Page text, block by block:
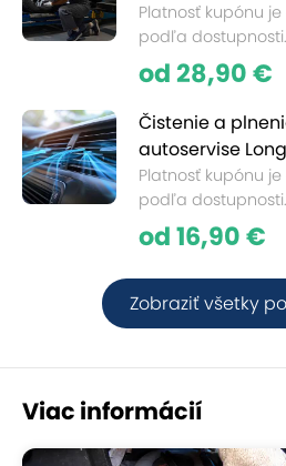
Platnosť kupónu je
podľa dostupnosti.
od 28,90 €
Čistenie a
autoservise
Platnosť kupónu je
podľa dostupnosti.
od 16,90 €
Zobraziť všetky
Viac informácií